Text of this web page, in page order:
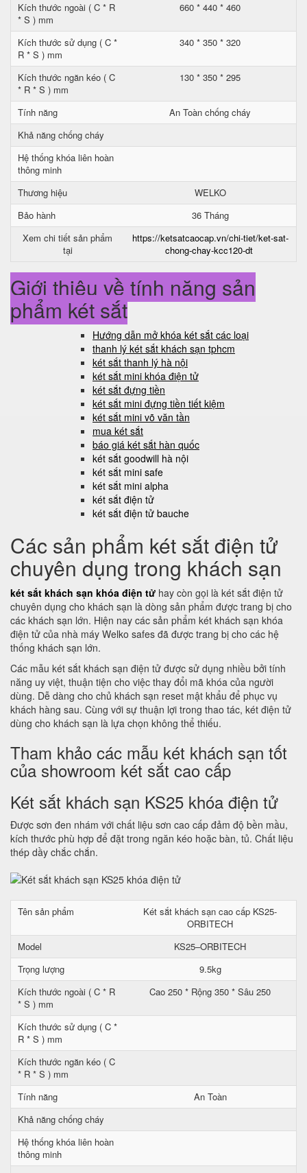
Kích thước ngoài ( C * R
* S ) mm
660 * 440 * 460
Kích thước sử dụng ( C *
R * S ) mm
340 * 350 * 320
Kích thước ngăn kéo ( C
* R * S ) mm
130 * 350 * 295
Tính năng
An Toàn chống cháy
Khả năng chống cháy
Hệ thống khóa liên hoàn
thông minh
Thương hiệu
WELKO
Bảo hành
36 Tháng
Xem chi tiết sản phẩm
tại
https://ketsatcaocap.vn/chi-tiet/ket-sat-
chong-chay-kcc120-dt
Giới thiệu về tính năng sản
phẩm két sắt
Hướng dẫn mở khóa két sắt các loại
thanh lý két sắt khách sạn tphcm
két sắt thanh lý hà nội
két sắt mini khóa điện tử
két sắt đựng tiền
két sắt mini đựng tiền tiết kiệm
két sắt mini võ văn tần
mua két sắt
báo giá két sắt hàn quốc
két sắt goodwill hà nội
két sắt mini safe
két sắt mini alpha
két sắt điện tử
két sắt điện tử bauche
Các sản phẩm két sắt điện tử
chuyên dụng trong khách sạn
két sắt khách sạn khóa điện tử hay còn gọi là két sắt điện tử
chuyên dụng cho khách sạn là dòng sản phẩm được trang bị cho
các khách sạn lớn. Hiện nay các sản phẩm két khách sạn khóa
điện tử của nhà máy Welko safes đã được trang bị cho các hệ
thống khách sạn lớn.
Các mẫu két sắt khách sạn điện tử được sử dụng nhiều bởi tính
năng uy việt, thuận tiện cho việc thay đổi mã khóa của người
dùng. Dễ dàng cho chủ khách sạn reset mật khẩu để phục vụ
khách hàng sau. Cùng với sự thuận lợi trong thao tác, két điện tử
dùng cho khách sạn là lựa chọn không thể thiếu.
Tham khảo các mẫu két khách sạn tốt
của showroom két sắt cao cấp
Két sắt khách sạn KS25 khóa điện tử
Được sơn đen nhám với chất liệu sơn cao cấp đảm độ bền mầu,
kích thước phù hợp để đặt trong ngăn kéo hoặc bàn, tủ. Chất liệu
thép dầy chắc chắn.
Tên sản phẩm
Két sắt khách sạn cao cấp KS25-
ORBITECH
Model
KS25–ORBITECH
Trọng lượng
9.5kg
Kích thước ngoài ( C * R
* S ) mm
Cao 250 * Rộng 350 * Sâu 250
Kích thước sử dụng ( C *
R * S ) mm
Kích thước ngăn kéo ( C
* R * S ) mm
Tính năng
An Toàn
Khả năng chống cháy
Hệ thống khóa liên hoàn
thông minh